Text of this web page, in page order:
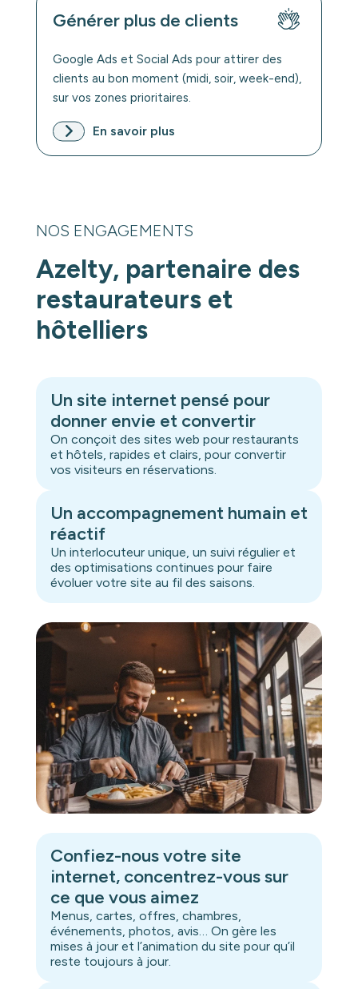
Générer plus de clients
Google Ads et Social Ads pour attirer des
clients au bon moment (midi, soir, week-end),
sur vos zones prioritaires.
En savoir plus
NOS ENGAGEMENTS
Azelty, partenaire des
restaurateurs et
hôtelliers
Un site internet pensé pour
donner envie et convertir
On conçoit des sites web pour restaurants
et hôtels, rapides et clairs, pour convertir
vos visiteurs en réservations.
Un accompagnement humain et
réactif
Un interlocuteur unique, un suivi régulier et
des optimisations continues pour faire
évoluer votre site au fil des saisons.
Confiez-nous votre site
internet, concentrez-vous sur
ce que vous aimez
Menus, cartes, offres, chambres,
événements, photos, avis… On gère les
mises à jour et l’animation du site pour qu’il
reste toujours à jour.